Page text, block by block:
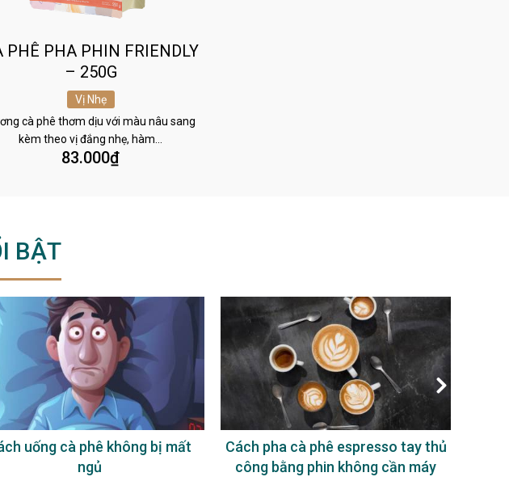
PHÊ PHA PHIN FRIENDLY
– 250G
Vị Nhẹ
cà phê thơm dịu với màu nâu sang
kèm theo vị đắng nhẹ, hàm…
83.000₫
BẬT
uống cà phê không bị mất
ngủ
Cách pha cà phê espresso tay thủ
công bằng phin không cần máy